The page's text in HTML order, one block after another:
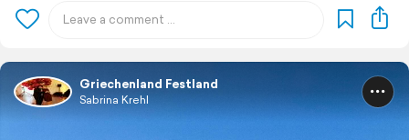
Griechenland Festland
Sabrina Krehl